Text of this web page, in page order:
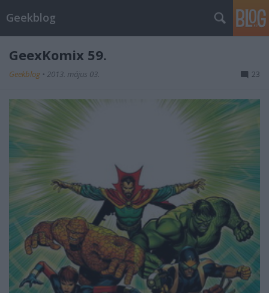
Geekblog
GeexKomix 59.
Geekblog • 2013. május 03. 23